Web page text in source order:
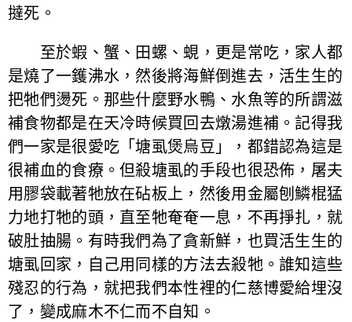
撻死。
至於蝦、蟹、田螺、蜆，更是常吃，家人都
是燒了一鑊沸水，然後將海鮮倒進去，活生生的
把牠們燙死。那些什麼野水鴨、水魚等的所謂滋
補食物都是在天冷時候買回去燉湯進補。記得我
們一家是很愛吃「塘虱煲烏豆」，都錯認為這是
很補血的食療。但殺塘虱的手段也很恐佈，屠夫
用膠袋載著牠放在砧板上，然後用金屬刨鱗棍猛
力地打牠的頭，直至牠奄奄一息，不再掙扎，就
破肚抽腸。有時我們為了貪新鮮，也買活生生的
塘虱回家，自己用同樣的方法去殺牠。誰知這些
殘忍的行為，就把我們本性裡的仁慈博愛給埋沒
了，變成麻木不仁而不自知。